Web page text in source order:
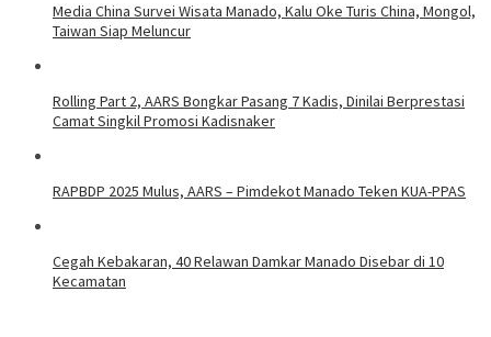
Media China Survei Wisata Manado, Kalu Oke Turis China, Mongol,
Taiwan Siap Meluncur
Rolling Part 2, AARS Bongkar Pasang 7 Kadis, Dinilai Berprestasi
Camat Singkil Promosi Kadisnaker
RAPBDP 2025 Mulus, AARS – Pimdekot Manado Teken KUA-PPAS
Cegah Kebakaran, 40 Relawan Damkar Manado Disebar di 10
Kecamatan